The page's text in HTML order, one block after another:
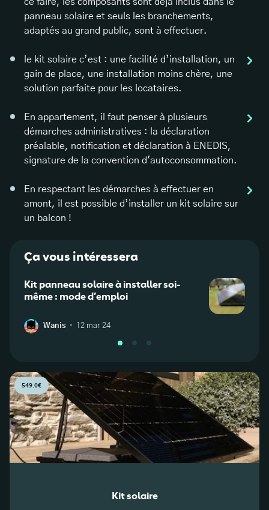
panneau solaire et seuls les branchements,
adaptés au grand public, sont à effectuer.
le kit solaire c’est : une facilité d’installation, un
gain de place, une installation moins chère, une
solution parfaite pour les locataires.
En appartement, il faut penser à plusieurs
démarches administratives : la déclaration
préalable, notification et déclaration à ENEDIS,
signature de la convention d'autoconsommation.
En respectant les démarches à effectuer en
amont, il est possible d’installer un kit solaire sur
un balcon !
Ça vous intéressera
Kit panneau solaire à installer soi-
même : mode d’emploi
Wanis · 12 mar 24
Kit solaire
549.0€